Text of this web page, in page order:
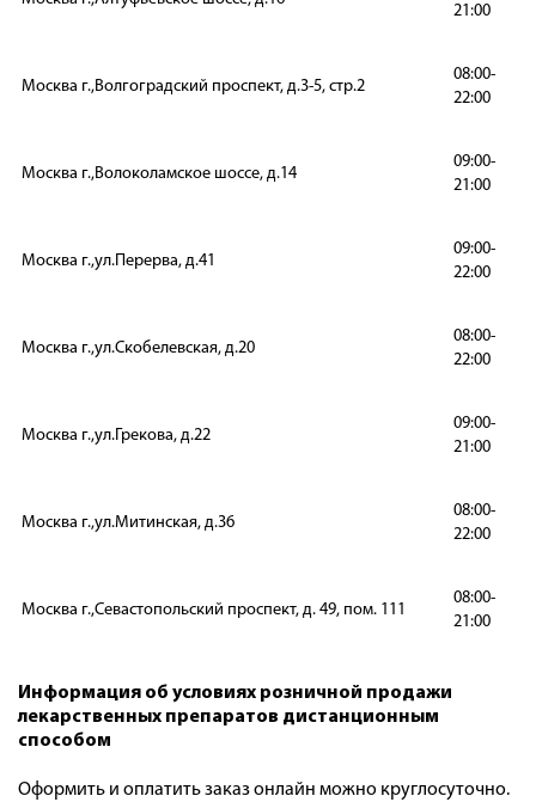
21:00
Москва г.,Волгоградский проспект, д.3-5, стр.2
08:00-
22:00
Москва г.,Волоколамское шоссе, д.14
09:00-
21:00
Москва г.,ул.Перерва, д.41
09:00-
22:00
Москва г.,ул.Скобелевская, д.20
08:00-
22:00
Москва г.,ул.Грекова, д.22
09:00-
21:00
Москва г.,ул.Митинская, д.36
08:00-
22:00
Москва г.,Севастопольский проспект, д. 49, пом. 111
08:00-
21:00
Информация об условиях розничной продажи
лекарственных препаратов дистанционным
способом
Оформить и оплатить заказ онлайн можно круглосуточно.